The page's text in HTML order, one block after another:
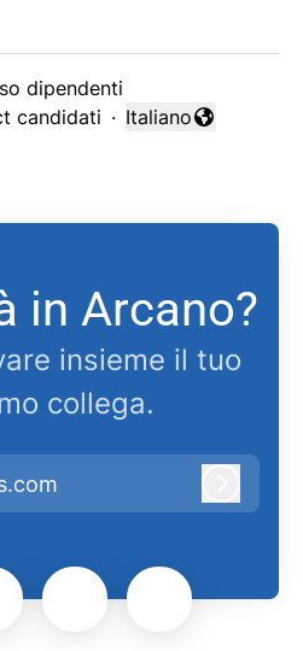
dipendenti
candidati ·
Cambia lingua
Italiano
in Arcano?
insieme il tuo
collega.